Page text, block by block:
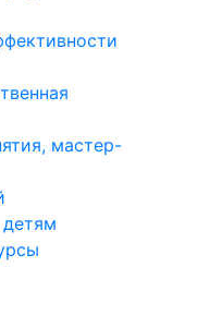
мастер-